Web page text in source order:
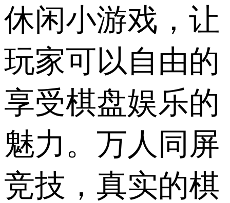
休闲小游戏，让
玩家可以自由的
享受棋盘娱乐的
魅力。万人同屏
竞技，真实的棋